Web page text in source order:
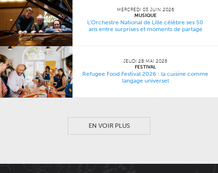
MERCREDI 03 JUIN 2026
MUSIQUE
L’Orchestre National de Lille célèbre ses 50
ans entre surprises et moments de partage
JEUDI 28 MAI 2026
FESTIVAL
Refugee Food Festival 2026 : la cuisine comme
langage universel
EN VOIR PLUS